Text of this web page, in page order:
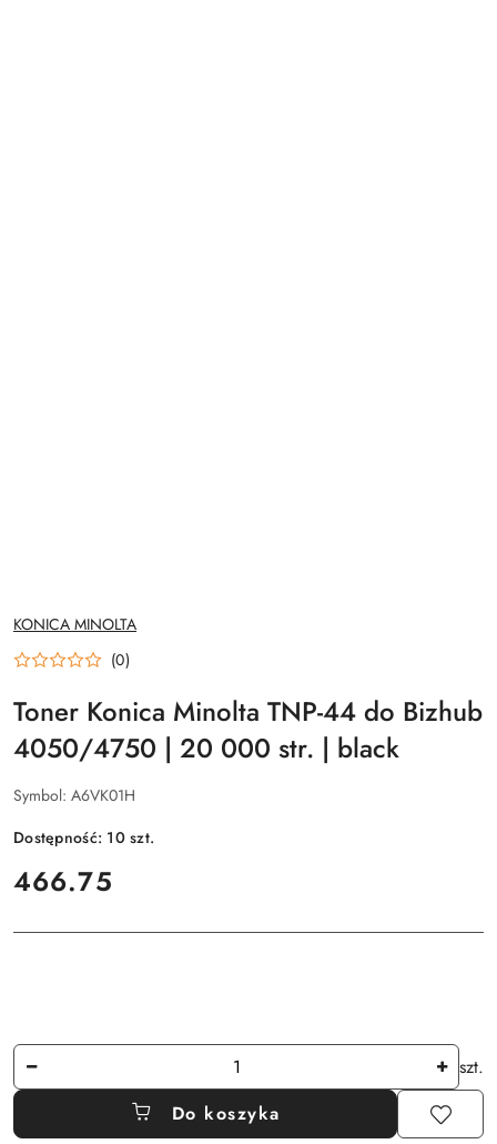
NAZWA
PRODUCENTA:
KONICA MINOLTA
(0)
Toner Konica Minolta TNP-44 do Bizhub
4050/4750 | 20 000 str. | black
Symbol: A6VK01H
Dostępność: 10szt.
cena:
466.75
Ilość
szt.
Do koszyka